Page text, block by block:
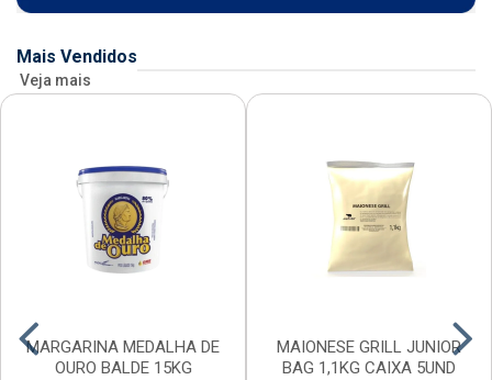
Mais Vendidos
Veja mais
MARGARINA MEDALHA DE
OURO BALDE 15KG
MAIONESE GRILL JUNIOR
BAG 1,1KG CAIXA 5UND